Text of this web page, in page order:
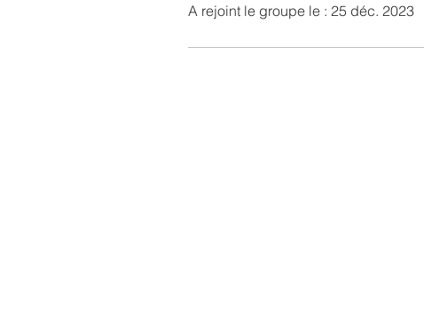
A rejoint le groupe le : 25 déc. 2023